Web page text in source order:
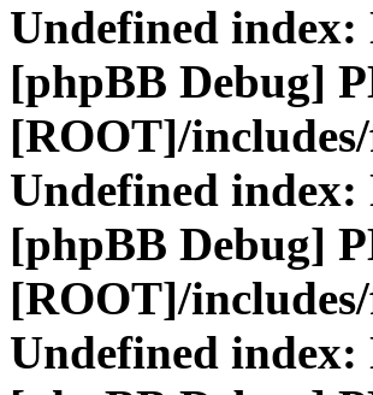
Undefined index:
[phpBB Debug]
[ROOT]/
Undefined index:
[phpBB Debug]
[ROOT]/
Undefined index: